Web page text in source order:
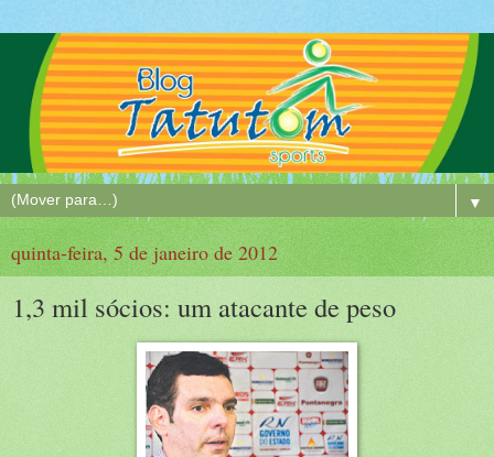
▼
quinta-feira, 5 de janeiro de 2012
1,3 mil sócios: um atacante de peso